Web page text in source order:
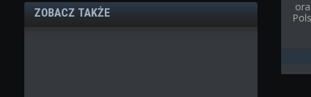
ZOBACZ TAKŻE